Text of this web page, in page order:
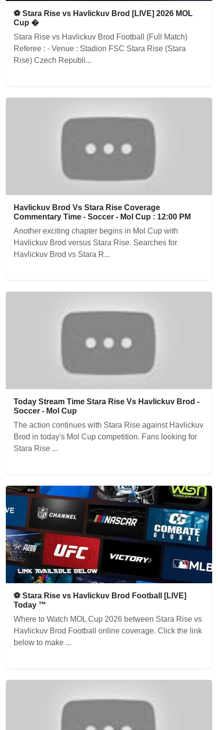
⚽ Stara Rise vs Havlickuv Brod [LIVE] 2026 MOL
Cup �
Stara Rise vs Havlickuv Brod Football (Full Match)
Referee : - Venue : Stadion FSC Stara Rise (Stara
Rise) Czech Republi...
Havlickuv Brod Vs Stara Rise Coverage
Commentary Time - Soccer - Mol Cup : 12:00 PM
Another exciting chapter begins in Mol Cup with
Havlickuv Brod versus Stara Rise. Searches for
Havlickuv Brod vs Stara R...
Today Stream Time Stara Rise Vs Havlickuv Brod -
Soccer - Mol Cup
The action continues with Stara Rise against Havlickuv
Brod in today's Mol Cup competition. Fans looking for
Stara Rise ...
⚽ Stara Rise vs Havlickuv Brod Football [LIVE]
Today ™
Where to Watch MOL Cup 2026 between Stara Rise vs
Havlickuv Brod Football online coverage. Click the link
below to make ...